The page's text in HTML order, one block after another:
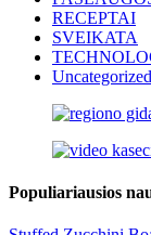
RECEPTAI
SVEIKATA
Uncategorized
Populiariausios